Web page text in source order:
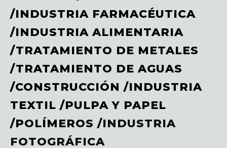
/INDUSTRIA FARMACÉUTICA
/INDUSTRIA ALIMENTARIA
/TRATAMIENTO DE METALES
/TRATAMIENTO DE AGUAS
/CONSTRUCCIÓN /INDUSTRIA
TEXTIL /PULPA Y PAPEL
/POLÍMEROS /INDUSTRIA
FOTOGRÁFICA